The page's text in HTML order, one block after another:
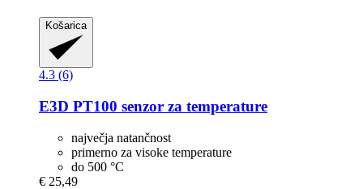
Košarica
4.3 (6)
E3D PT100 senzor za temperature
največja natančnost
primerno za visoke temperature
do 500 °C
€ 25,49